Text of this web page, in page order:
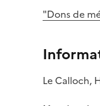
"Dons de
Le Calloch,